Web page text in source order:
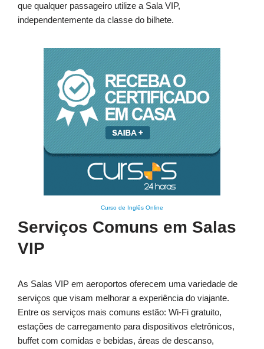
que qualquer passageiro utilize a Sala VIP,
independentemente da classe do bilhete.
Curso de Inglês Online
Serviços Comuns em Salas
VIP
As Salas VIP em aeroportos oferecem uma variedade de
serviços que visam melhorar a experiência do viajante.
Entre os serviços mais comuns estão: Wi-Fi gratuito,
estações de carregamento para dispositivos eletrônicos,
buffet com comidas e bebidas, áreas de descanso,